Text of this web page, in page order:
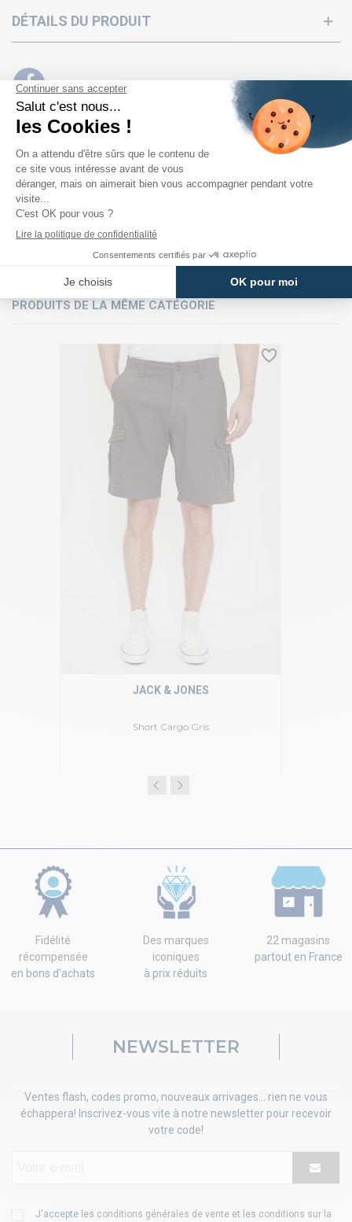
DÉTAILS DU PRODUIT
PRODUITS DE LA MÊME CATÉGORIE
Short Cargo Gris
JACK & JONES
Fidélité
récompensée
en bons d'achats
Des marques
iconiques
à prix réduits
22 magasins
partout en France
NEWSLETTER
Ventes flash, codes promo, nouveaux arrivages... rien ne vous
échappera! Inscrivez-vous vite à notre newsletter pour recevoir
votre code!
J'accepte les conditions générales de vente et les conditions sur la